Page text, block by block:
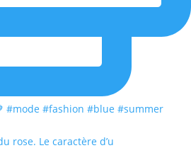
rose. Le caractère d’u